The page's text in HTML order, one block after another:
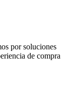
por soluciones
de compra